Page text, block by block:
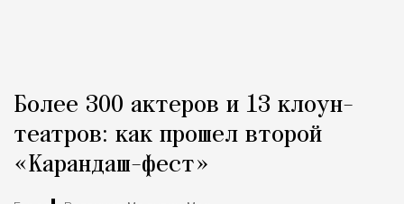
Более 300 актеров и 13 клоун-
театров: как прошел второй
«Карандаш-фест»